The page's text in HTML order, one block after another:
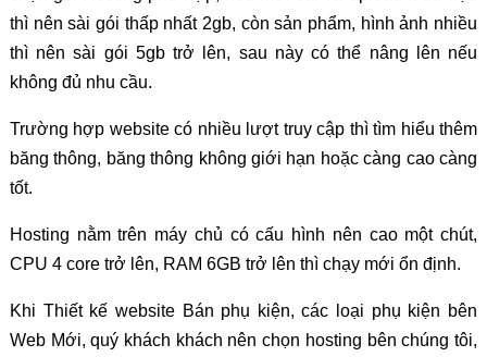
thì nên sài gói thấp nhất 2gb, còn sản phẩm, hình ảnh nhiều
thì nên sài gói 5gb trở lên, sau này có thể nâng lên nếu
không đủ nhu cầu.
Trường hợp website có nhiều lượt truy cập thì tìm hiểu thêm
băng thông, băng thông không giới hạn hoặc càng cao càng
tốt.
Hosting nằm trên máy chủ có cấu hình nên cao một chút,
CPU 4 core trở lên, RAM 6GB trở lên thì chạy mới ổn định.
Khi Thiết kế website Bán phụ kiện, các loại phụ kiện bên
Web Mới, quý khách khách nên chọn hosting bên chúng tôi,